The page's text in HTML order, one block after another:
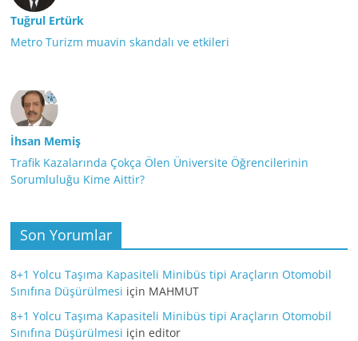
Tuğrul Ertürk
Metro Turizm muavin skandalı ve etkileri
İhsan Memiş
Trafik Kazalarında Çokça Ölen Üniversite Öğrencilerinin
Sorumluluğu Kime Aittir?
Son Yorumlar
8+1 Yolcu Taşıma Kapasiteli Minibüs tipi Araçların Otomobil
Sınıfına Düşürülmesi için MAHMUT
8+1 Yolcu Taşıma Kapasiteli Minibüs tipi Araçların Otomobil
Sınıfına Düşürülmesi içineditor